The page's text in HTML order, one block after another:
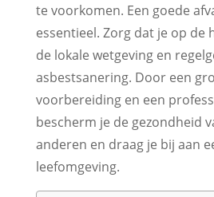
te voorkomen. Een goede
essentieel. Zorg dat je op de
de lokale wetgeving en
asbestsanering. Door een
voorbereiding en een
bescherm je de gezondheid
anderen en draag je bij aan
leefomgeving.